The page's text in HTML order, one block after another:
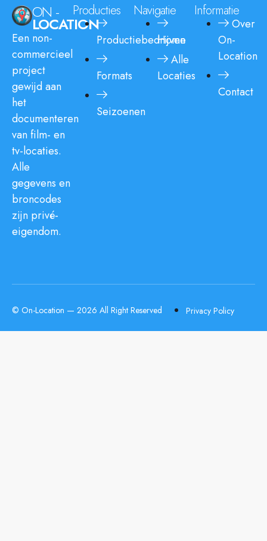
ON -
LOCATION
Een non-
commercieel
project
gewijd aan
het
documenteren
van film- en
tv-locaties.
Alle
gegevens en
broncodes
zijn privé-
eigendom.
Producties
Productiebedrijven
Formats
Seizoenen
Navigatie
Home
Alle
Locaties
Informatie
Over
On-
Location
Contact
© On-Location — 2026 All Right Reserved Privacy Policy